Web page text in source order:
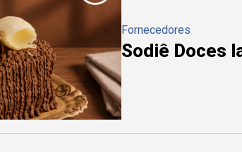
Fornecedores
Sodiê Doces